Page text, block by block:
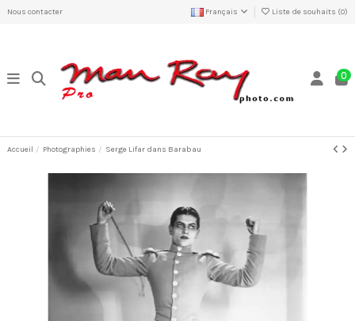
Nous contacter Français Liste de souhaits (0)
0
Accueil Photographies Serge Lifar dans Barabau